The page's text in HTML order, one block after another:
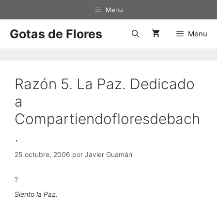
Menu
Gotas de Flores Menu
Razón 5. La Paz. Dedicado
a
Compartiendofloresdebach
.
25 octubre, 2006 por Javier Guamán
?
Siento la Paz.